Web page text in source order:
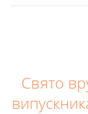
Свято